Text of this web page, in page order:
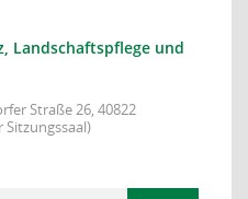
Landschaftspflege und
Straße 26, 40822